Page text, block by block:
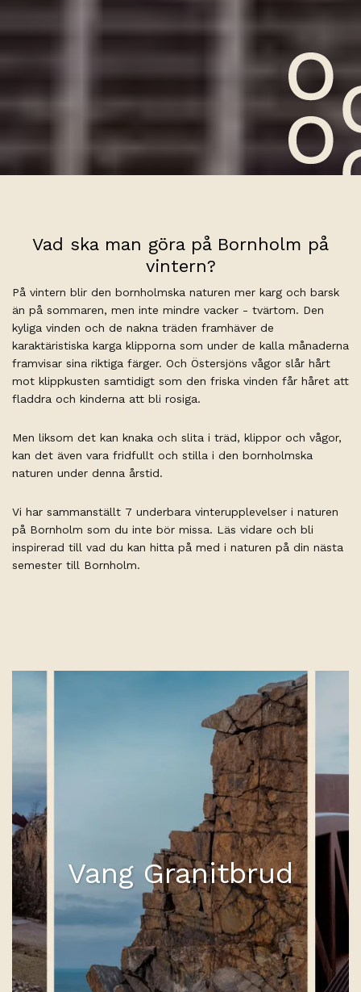
Vad ska man göra på Bornholm på
vintern?
På vintern blir den bornholmska naturen mer karg och barsk
än på sommaren, men inte mindre vacker - tvärtom. Den
kyliga vinden och de nakna träden framhäver de
karaktäristiska karga klipporna som under de kalla månaderna
framvisar sina riktiga färger. Och Östersjöns vågor slår hårt
mot klippkusten samtidigt som den friska vinden får håret att
fladdra och kinderna att bli rosiga.
Men liksom det kan knaka och slita i träd, klippor och vågor,
kan det även vara fridfullt och stilla i den bornholmska
naturen under denna årstid.
Vi har sammanställt 7 underbara vinterupplevelser i naturen
på Bornholm som du inte bör missa. Läs vidare och bli
inspirerad till vad du kan hitta på med i naturen på din nästa
semester till Bornholm.
Vang Granitbrud